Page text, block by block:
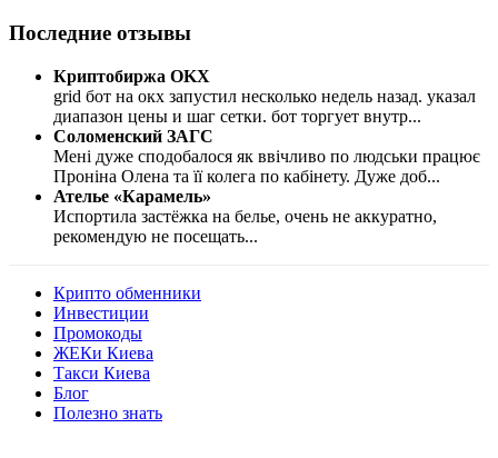
Последние отзывы
Криптобиржа OKX
grid бот на окх запустил несколько недель назад. указал
диапазон цены и шаг сетки. бот торгует внутр...
Соломенский ЗАГС
Мені дуже сподобалося як ввічливо по людськи працює
Проніна Олена та її колега по кабінету. Дуже доб...
Ателье «Карамель»
Испортила застёжка на белье, очень не аккуратно,
рекомендую не посещать...
Крипто обменники
Инвестиции
Промокоды
ЖЕКи Киева
Такси Киева
Блог
Полезно знать